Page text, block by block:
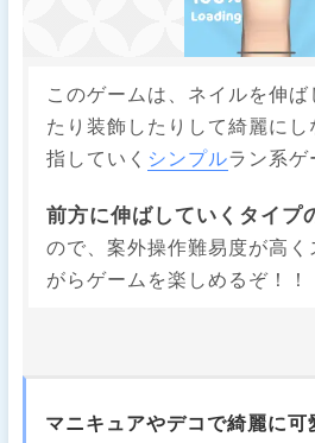
このゲームは、ネイルを伸
たり装飾したりして綺麗にし
指していく シンプルラン系ゲ
前方に伸ばしていくタイプ
ので、案外操作難易度が高
がらゲームを楽しめるぞ！！
マニキュアやデコで綺麗に可